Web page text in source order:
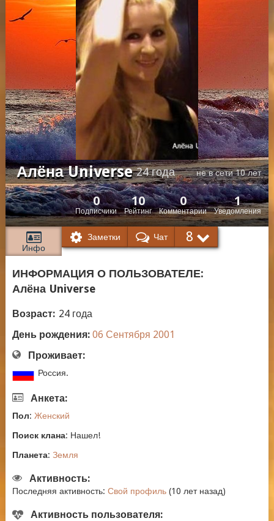
Алёна Universe 24 года не в сети 10 лет
Подписчики
0
Рейтинг
10
Комментарии
0
Уведомления
1
Инфо
Заметки Чат 8
ИНФОРМАЦИЯ О ПОЛЬЗОВАТЕЛЕ:
Алёна Universe
Возраст: 24 года
День рождения: 06 Сентября 2001
Проживает:
Россия.
Анкета:
Пол: Женский
Поиск клана: Нашел!
Планета: Земля
Активность:
Последняя активность: Свой профиль(10 лет назад)
Активность пользователя: